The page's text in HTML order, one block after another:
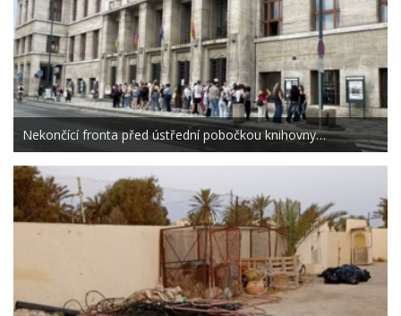
Nekončící fronta před ústřední pobočkou knihovny…